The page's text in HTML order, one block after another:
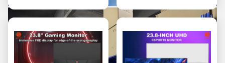
aggiornamento
Monitor per PC per